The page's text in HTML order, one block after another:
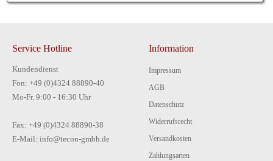
Service Hotline
Kundendienst
Fon: +49 (0)4324 88890-40
Mo-Fr. 9:00 - 16:30 Uhr
Fax: +49 (0)4324 88890-38
E-Mail: info@tecon-gmbh.de
Information
Impressum
AGB
Datenschutz
Widerrufsrecht
Versandkosten
Zahlungsarten